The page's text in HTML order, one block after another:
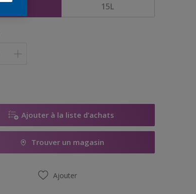
15L
Ajouter à la liste d’achats
Trouver un magasin
Ajouter